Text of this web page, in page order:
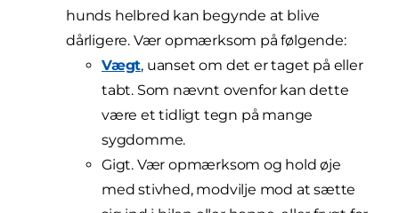
hunds helbred kan begynde at blive
dårligere. Vær opmærksom på følgende:
Vægt, uanset om det er taget på eller
tabt. Som nævnt ovenfor kan dette
være et tidligt tegn på mange
sygdomme.
Gigt. Vær opmærksom og hold øje
med stivhed, modvilje mod at sætte